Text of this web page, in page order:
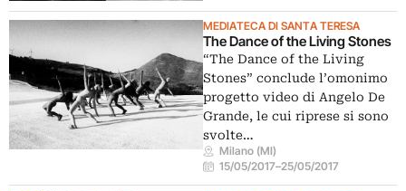
MEDIATECA DI SANTA TERESA
The Dance of the Living Stones
“The Dance of the Living
Stones” conclude l’omonimo
progetto video di Angelo De
Grande, le cui riprese si sono
svolte…
Milano (MI)
15/05/2017–25/05/2017